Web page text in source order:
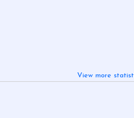
View more